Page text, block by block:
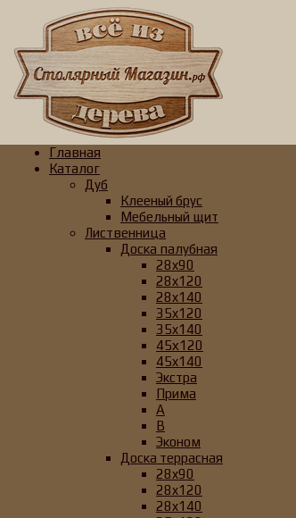
Главная
Каталог
Дуб
Клееный брус
Мебельный щит
Лиственница
Доска палубная
28x90
28x120
28x140
35x120
35x140
45х120
45x140
Экстра
Прима
А
B
Эконом
Доска террасная
28x90
28x120
28x140